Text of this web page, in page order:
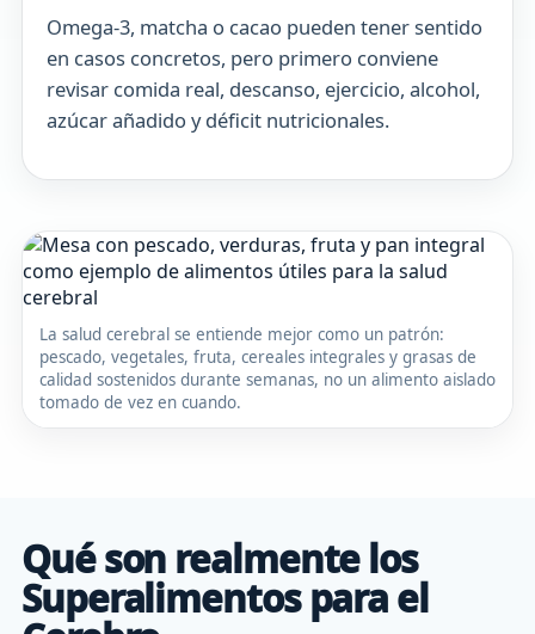
Omega-3, matcha o cacao pueden tener sentido
en casos concretos, pero primero conviene
revisar comida real, descanso, ejercicio, alcohol,
azúcar añadido y déficit nutricionales.
La salud cerebral se entiende mejor como un patrón:
pescado, vegetales, fruta, cereales integrales y grasas de
calidad sostenidos durante semanas, no un alimento aislado
tomado de vez en cuando.
Qué son realmente los
Superalimentos para el